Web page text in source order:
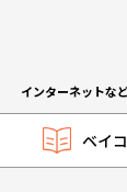
インターネットな
ベイ